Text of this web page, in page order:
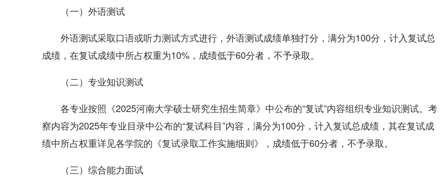
（一）外语测试
外语测试采取口语或听力测试方式进行，外语测试成绩单独打分，满分为100分，计入复试总
成绩，在复试成绩中所占权重为10%，成绩低于60分者，不予录取。
（二）专业知识测试
各专业按照《2025河南大学硕士研究生招生简章》中公布的“复试”内容组织专业知识测试。考
察内容为2025年专业目录中公布的“复试科目”内容，满分为100分，计入复试总成绩，其在复试成
绩中所占权重详见各学院的《复试录取工作实施细则》，成绩低于60分者，不予录取。
（三）综合能力面试